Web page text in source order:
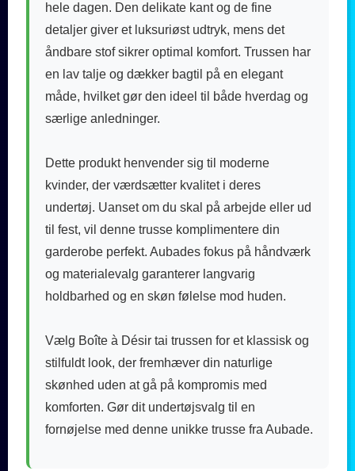
hele dagen. Den delikate kant og de fine
detaljer giver et luksuriøst udtryk, mens det
åndbare stof sikrer optimal komfort. Trussen har
en lav talje og dækker bagtil på en elegant
måde, hvilket gør den ideel til både hverdag og
særlige anledninger.
Dette produkt henvender sig til moderne
kvinder, der værdsætter kvalitet i deres
undertøj. Uanset om du skal på arbejde eller ud
til fest, vil denne trusse komplimentere din
garderobe perfekt. Aubades fokus på håndværk
og materialevalg garanterer langvarig
holdbarhed og en skøn følelse mod huden.
Vælg Boîte à Désir tai trussen for et klassisk og
stilfuldt look, der fremhæver din naturlige
skønhed uden at gå på kompromis med
komforten. Gør dit undertøjsvalg til en
fornøjelse med denne unikke trusse fra Aubade.